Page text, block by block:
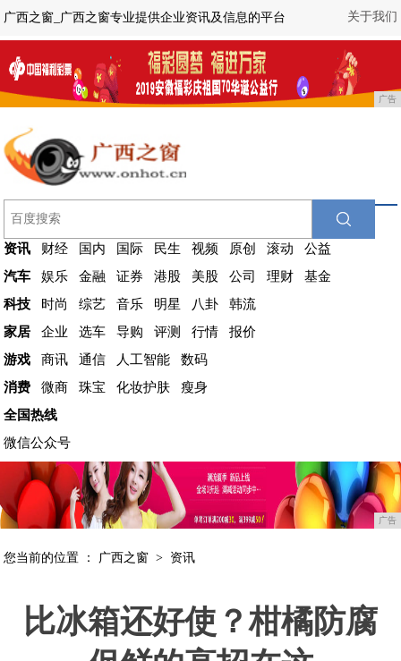
关于我们
广西之窗_广西之窗专业提供企业资讯及信息的平台
广告
资讯 财经 国内 国际 民生 视频 原创 滚动
公益
汽车
娱乐 金融 证券 港股 美股 公司 理财
基金
科技
时尚 综艺 音乐 明星 八卦
韩流
家居
企业 选车 导购 评测 行情
报价
游戏
商讯 通信 人工智能
数码
消费
微商 珠宝 化妆护肤
瘦身
全国热线
微信公众号
广告
您当前的位置 ： 广西之窗 > 资讯
比冰箱还好使？柑橘防腐